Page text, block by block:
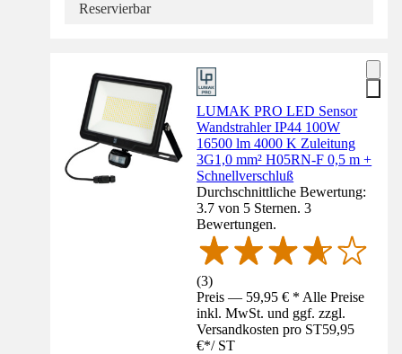
Reservierbar
LUMAK PRO LED Sensor
Wandstrahler IP44 100W
16500 lm 4000 K Zuleitung
3G1,0 mm² H05RN-F 0,5 m +
Schnellverschluß
Durchschnittliche Bewertung:
3.7 von 5 Sternen. 3
Bewertungen.
(3)
Preis — 59,95 € * Alle Preise
inkl. MwSt. und ggf. zzgl.
Versandkosten pro ST59,95
€*/ ST